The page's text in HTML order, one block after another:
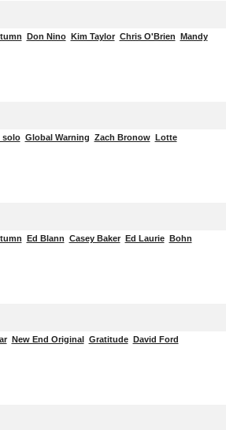
Don Nino Kim Taylor Chris O'Brien Mandy
solo Global Warning Zach Bronow Lotte
Ed Blann Casey Baker Ed Laurie Bohn
New End Original Gratitude David Ford